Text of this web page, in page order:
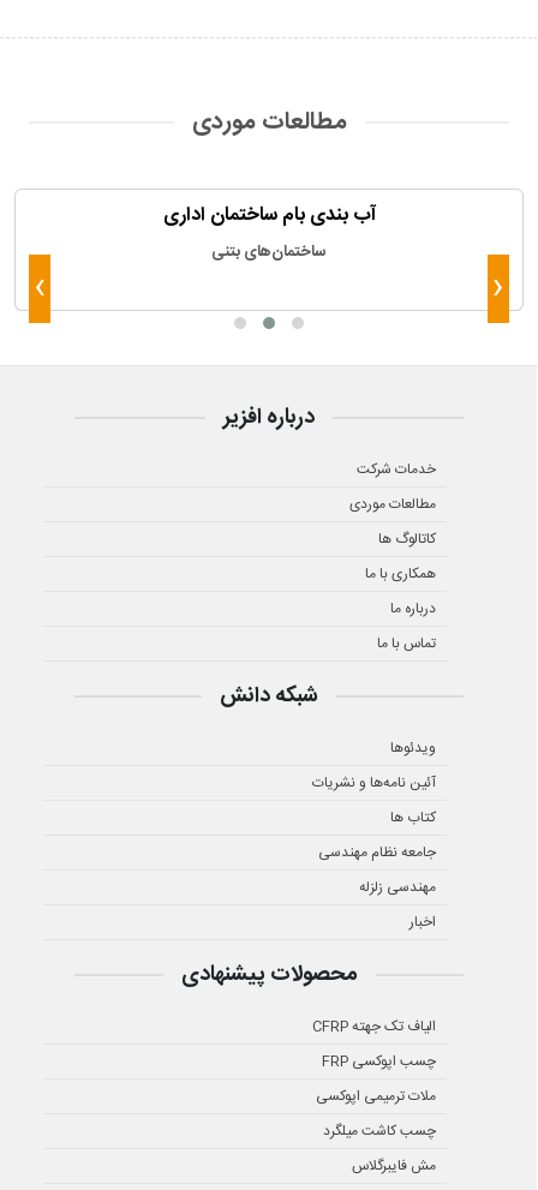
مطالعات موردی
آب بندی بام ساختمان اداری
ساختمان‌های بتنی
‹
›
درباره افزیر
خدمات شرکت
مطالعات موردی
کاتالوگ ها
همکاری با ما
درباره ما
تماس با ما
شبکه دانش
ویدئوها
آئین نامه‌ها و نشریات
کتاب ها
جامعه نظام مهندسی
مهندسی زلزله
اخبار
محصولات پیشنهادی
الیاف تک جهته CFRP
چسب اپوکسی FRP
ملات ترمیمی اپوکسی
چسب کاشت میلگرد
مش فایبرگلاس